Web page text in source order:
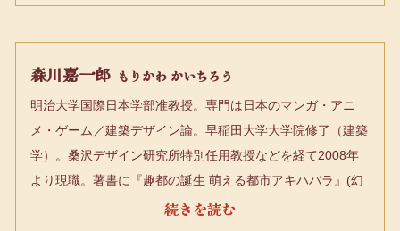
森川嘉一郎 もりかわ かいちろう
明治大学国際日本学部准教授。専門は日本のマンガ・アニ
メ・ゲーム／建築デザイン論。早稲田大学大学院修了（建築
学）。桑沢デザイン研究所特別任用教授などを経て2008年
より現職。著書に『趣都の誕生 萌える都市アキハバラ』(幻
冬舎、2003年)など。ヴェネチア・ビエンナーレ第9回国際